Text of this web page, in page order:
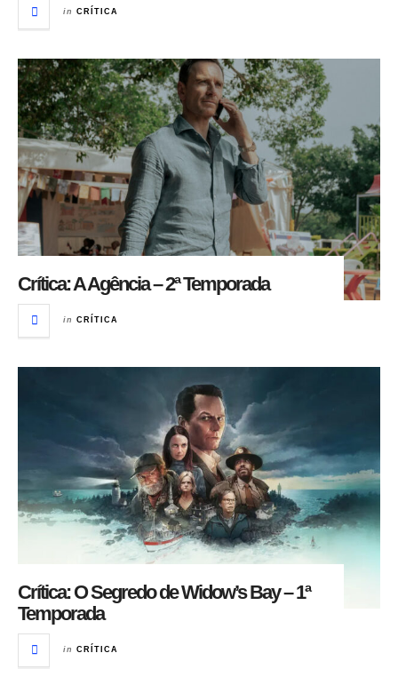
in CRÍTICA
Crítica: A Agência – 2ª Temporada
in CRÍTICA
Crítica: O Segredo de Widow’s Bay – 1ª
Temporada
in CRÍTICA